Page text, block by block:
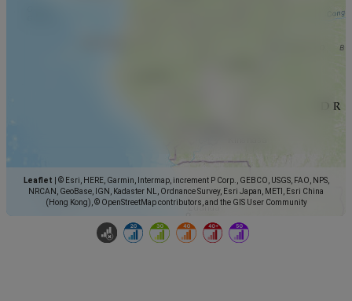
Leaflet
© Esri, HERE, Garmin, Intermap, increment P Corp., GEBCO, USGS, FAO, NPS,
NRCAN, GeoBase, IGN, Kadaster NL, Ordnance Survey, Esri Japan, METI, Esri China
(Hong Kong), © OpenStreetMap contributors, and the GIS User Community